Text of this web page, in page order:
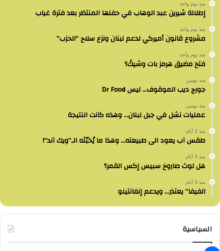
منذ يوم واحد
إطلالة شيرين عبد الوهاب في حفلها المنتظر بعد فترة غياب
منذ يوم واحد
مشروع قانون أميركي لدعم لبنان ونزع سلاح “الحزب”
منذ يوم واحد
فتح مضيق هرمز بات وشيكً؟
منذ يومين
جورج ديب الموقوف… ليس Dr Food
منذ يومين
عمليات نشل في جبل لبنان… وهذه كانت النتيجة
منذ 3 أيام
طقس آب يعود الى طبيعته… وهذا ما يُخبّئه الـ”ويك آند”!
منذ 3 أيام
هل لوث صاروخ سبيس إكس القمر؟
منذ 3 أيام
الفيفا” يعتذر… ويدعم إنفانتينو
السياسية